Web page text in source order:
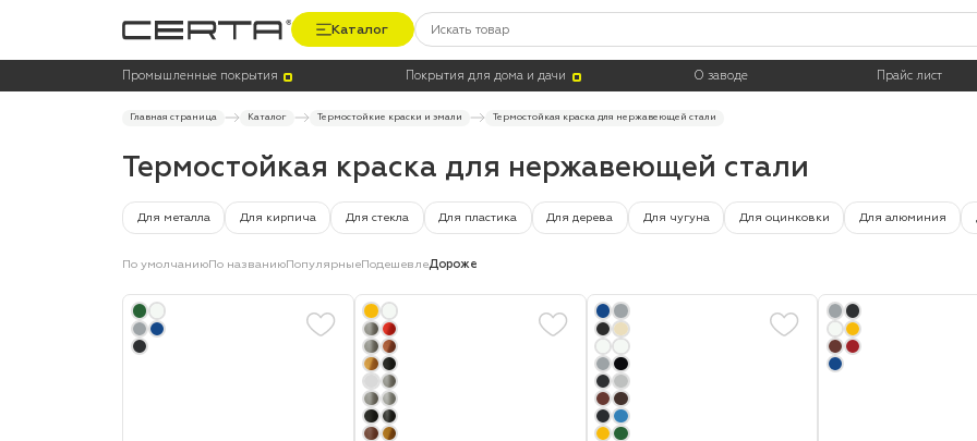
Каталог
Промышленные покрытия Покрытия для дома и дачи О заводе Прайс лист
Главная страница Каталог Термостойкие краски и эмали Термостойкая краска для нержавеющей стали
Термостойкая краска для нержавеющей стали
Для металла Для кирпича Для стекла Для пластика Для дерева Для чугуна Для оцинковки Для алюминия
Термостойкость, до °C Цвет Тара
По умолчаниюПо названиюПопулярныеПодешевлеДороже